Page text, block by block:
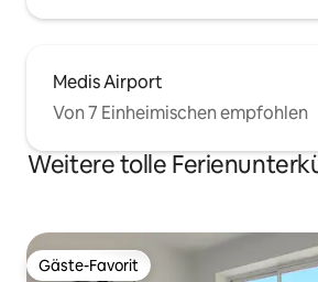
Medis Airport
Von 7 Einheimischen empfohlen
Weitere tolle
Gäste-Favorit
Gäste-Favorit